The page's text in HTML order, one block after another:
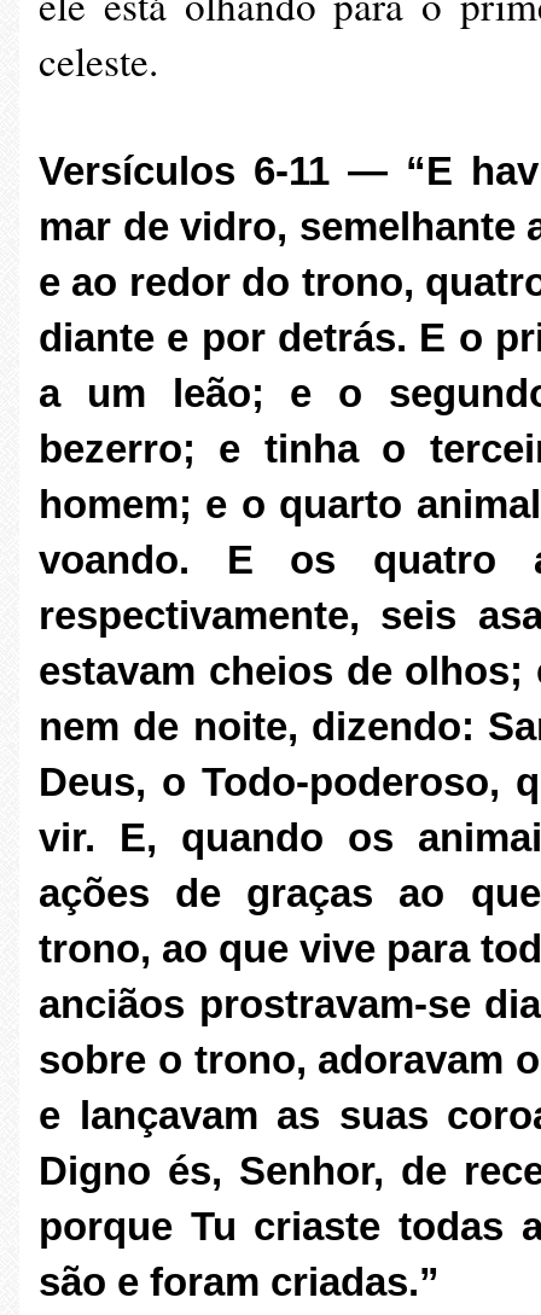
celeste.
Versículos 6-11 — “E
mar de vidro, semelhante
e ao redor do trono,
diante e por detrás. E o
a um leão; e o
bezerro; e tinha o
homem; e o quarto
voando. E os quatro
respectivamente, seis
estavam cheios de olhos;
nem de noite, dizendo:
Deus, o Todo-poderoso,
vir. E, quando os
ações de graças ao
trono, ao que vive para
anciãos prostravam-se
sobre o trono, adoravam
e lançavam as suas
Digno és, Senhor, de
porque Tu criaste todas
são e foram criadas.”